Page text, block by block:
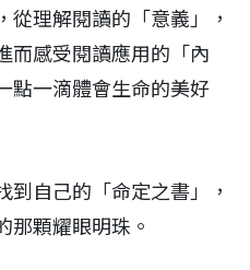
從理解閱讀的「意義」，
而感受閱讀應用的「內
點一滴體會生命的美好
到自己的「命定之書」，
那顆耀眼明珠。